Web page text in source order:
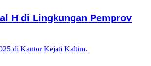
H di Lingkungan Pemprov